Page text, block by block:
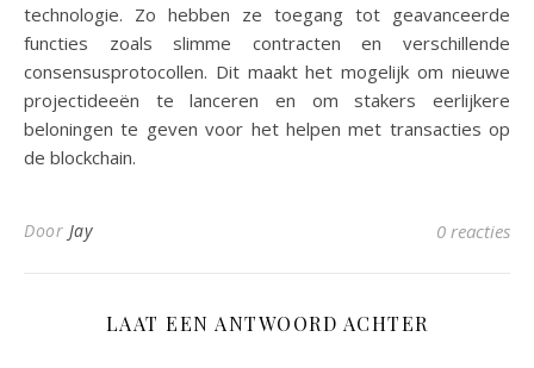
technologie. Zo hebben ze toegang tot geavanceerde
functies zoals slimme contracten en verschillende
consensusprotocollen. Dit maakt het mogelijk om nieuwe
projectideeën te lanceren en om stakers eerlijkere
beloningen te geven voor het helpen met transacties op
de blockchain.
Door Jay 0 reacties
LAAT EEN ANTWOORD ACHTER